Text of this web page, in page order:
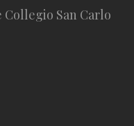
Collegio San Carlo